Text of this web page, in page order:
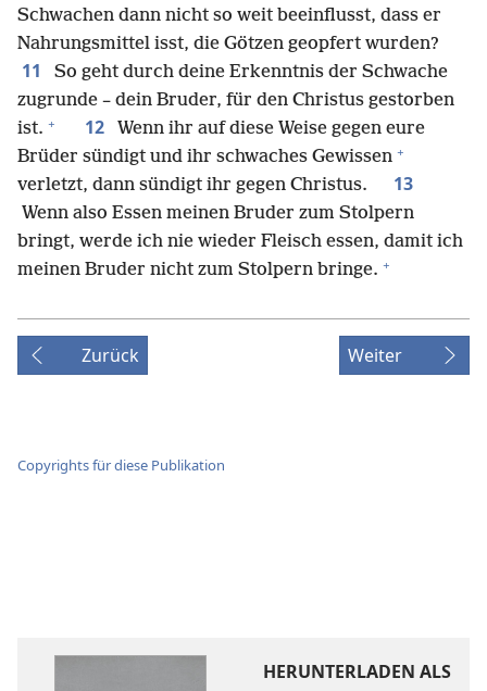
Schwachen dann nicht so weit beeinflusst, dass er
Nahrungsmittel isst, die Götzen geopfert wurden?
11
So geht durch deine Erkenntnis der Schwache
zugrunde – dein Bruder, für den Christus gestorben
ist. + 12
Wenn ihr auf diese Weise gegen eure
Brüder sündigt und ihr schwaches Gewissen +
verletzt, dann sündigt ihr gegen Christus. 13
Wenn also Essen meinen Bruder zum Stolpern
bringt, werde ich nie wieder Fleisch essen, damit ich
meinen Bruder nicht zum Stolpern bringe. +
Zurück Weiter
Copyrights für diese Publikation
HERUNTERLADEN ALS